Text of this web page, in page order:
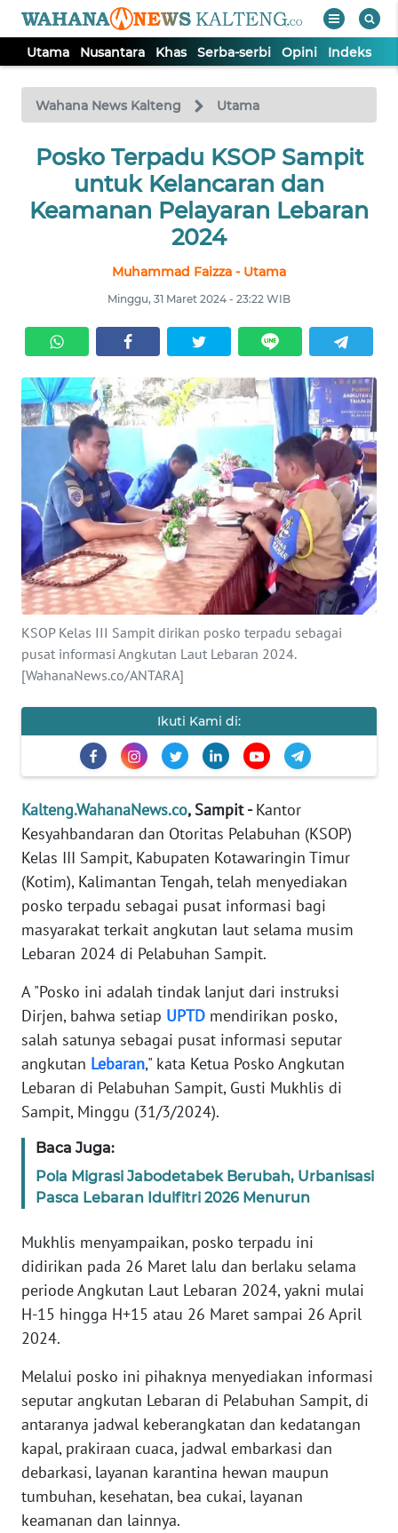
Utama Nusantara Khas Serba-serbi Opini Indeks
Wahana News Kalteng Utama
Posko Terpadu KSOP Sampit
untuk Kelancaran dan
Keamanan Pelayaran Lebaran
2024
Muhammad Faizza - Utama
Minggu, 31 Maret 2024 - 23:22 WIB
KSOP Kelas III Sampit dirikan posko terpadu sebagai
pusat informasi Angkutan Laut Lebaran 2024.
[WahanaNews.co/ANTARA]
Ikuti Kami di:
Kalteng.WahanaNews.co, Sampit -Kantor
Kesyahbandaran dan Otoritas Pelabuhan (KSOP)
Kelas III Sampit, Kabupaten Kotawaringin Timur
(Kotim), Kalimantan Tengah, telah menyediakan
posko terpadu sebagai pusat informasi bagi
masyarakat terkait angkutan laut selama musim
Lebaran 2024 di Pelabuhan Sampit.
A "Posko ini adalah tindak lanjut dari instruksi
Dirjen, bahwa setiap UPTD mendirikan posko,
salah satunya sebagai pusat informasi seputar
angkutan Lebaran," kata Ketua Posko Angkutan
Lebaran di Pelabuhan Sampit, Gusti Mukhlis di
Sampit, Minggu (31/3/2024).
Baca Juga:
Pola Migrasi Jabodetabek Berubah, Urbanisasi
Pasca Lebaran Idulfitri 2026 Menurun
Mukhlis menyampaikan, posko terpadu ini
didirikan pada 26 Maret lalu dan berlaku selama
periode Angkutan Laut Lebaran 2024, yakni mulai
H-15 hingga H+15 atau 26 Maret sampai 26 April
2024.
Melalui posko ini pihaknya menyediakan informasi
seputar angkutan Lebaran di Pelabuhan Sampit, di
antaranya jadwal keberangkatan dan kedatangan
kapal, prakiraan cuaca, jadwal embarkasi dan
debarkasi, layanan karantina hewan maupun
tumbuhan, kesehatan, bea cukai, layanan
keamanan dan lainnya.
TV
Tutup
UTAMA
NUSANTARA
SERBI
OPINI
Informasi
INDEKS
BERITA
KONTAK
KAMI
INFO
IKLAN
TENTANG
KAMI
MEDIA
REDAKSI
KARIR
DISCLAIMER
Wahana
News
WN
SUMUT
WN
JAKARTA
WN
JABAR
BANTEN
WN
NTT
KEPRI
WN
PAPUA
WN
PAPUA
BARAT